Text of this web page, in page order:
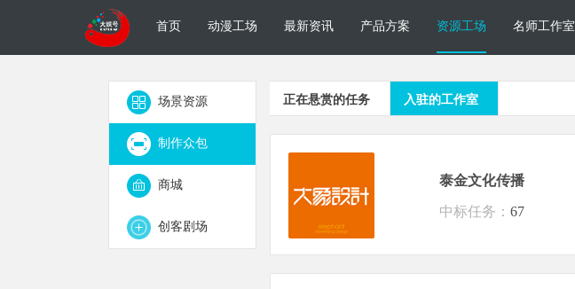
首页 动漫工场 最新资讯 产品方案 资源工场 名师工作室
场景资源
制作众包
商城
创客剧场
正在悬赏的任务 入驻的工作室
泰金文化传播
中标任务： 67